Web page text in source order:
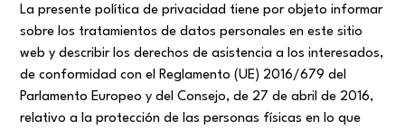
La presente política de privacidad tiene por objeto informar
sobre los tratamientos de datos personales en este sitio
web y describir los derechos de asistencia a los interesados,
de conformidad con el Reglamento (UE) 2016/679 del
Parlamento Europeo y del Consejo, de 27 de abril de 2016,
relativo a la protección de las personas físicas en lo que